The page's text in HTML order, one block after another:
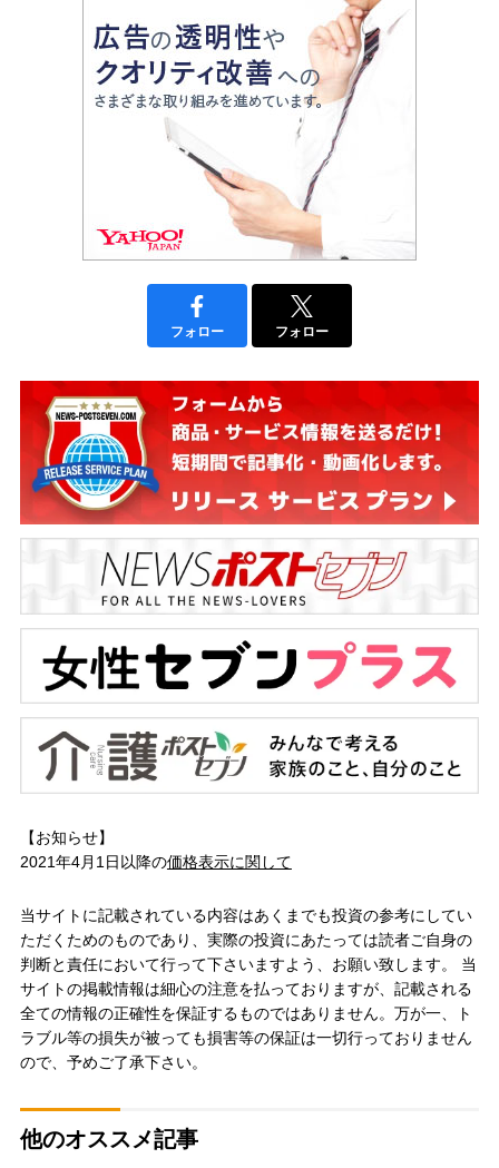
フォロー フォロー
【お知らせ】
2021年4月1日以降の価格表示に関して
当サイトに記載されている内容はあくまでも投資の参考にしてい
ただくためのものであり、実際の投資にあたっては読者ご自身の
判断と責任において行って下さいますよう、お願い致します。 当
サイトの掲載情報は細心の注意を払っておりますが、記載される
全ての情報の正確性を保証するものではありません。万が一、ト
ラブル等の損失が被っても損害等の保証は一切行っておりません
ので、予めご了承下さい。
他のオススメ記事